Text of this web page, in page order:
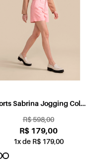
Sabrina Jogging Color
R$ 598,00
R$ 179,00
1x de R$ 179,00